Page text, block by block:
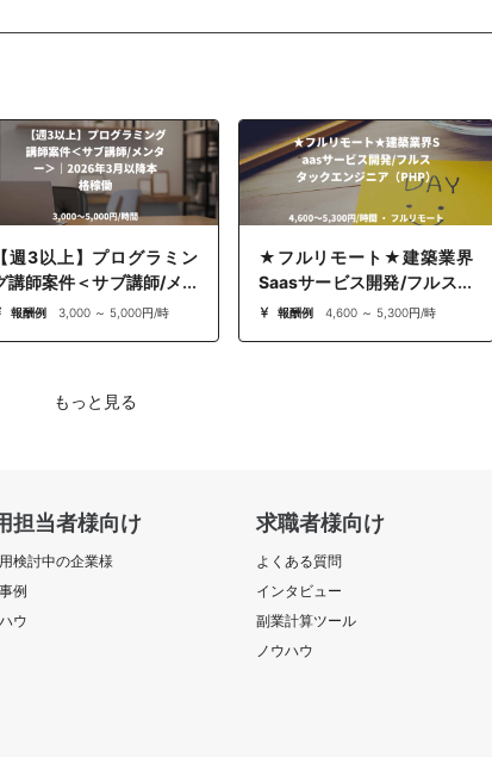
【週3以上】プログラミン
講師案件＜サブ講師/メン
ー＞｜2026年3月以降本
報酬例 3,000 ～ 5,000円/時
★フルリモート★建築業界
Saasサービス開発/フルスタ
ックエンジニア（PHP）
報酬例 4,600 ～ 5,300円/時
もっと見る
担当者様向け
検討中の企業様
例
ウ
求職者様向け
よくある質問
インタビュー
副業計算ツール
ノウハウ